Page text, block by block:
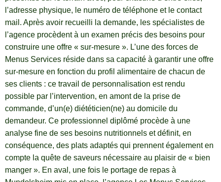
l’adresse physique, le numéro de téléphone et le contact
mail. Après avoir recueilli la demande, les spécialistes de
l’agence procèdent à un examen précis des besoins pour
construire une offre « sur-mesure ». L’une des forces de
Menus Services réside dans sa capacité à garantir une offre
sur-mesure en fonction du profil alimentaire de chacun de
ses clients : ce travail de personnalisation est rendu
possible par l’intervention, en amont de la prise de
commande, d’un(e) diététicien(ne) au domicile du
demandeur. Ce professionnel diplômé procède à une
analyse fine de ses besoins nutritionnels et définit, en
conséquence, des plats adaptés qui prennent également en
compte la quête de saveurs nécessaire au plaisir de « bien
manger ». En aval, une fois le portage de repas à